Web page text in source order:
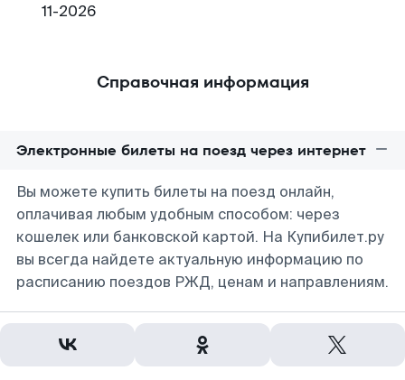
11-2026
Справочная информация
Электронные билеты на поезд через интернет
Вы можете купить билеты на поезд онлайн,
оплачивая любым удобным способом: через
кошелек или банковской картой. На Купибилет.ру
вы всегда найдете актуальную информацию по
расписанию поездов РЖД, ценам и направлениям.